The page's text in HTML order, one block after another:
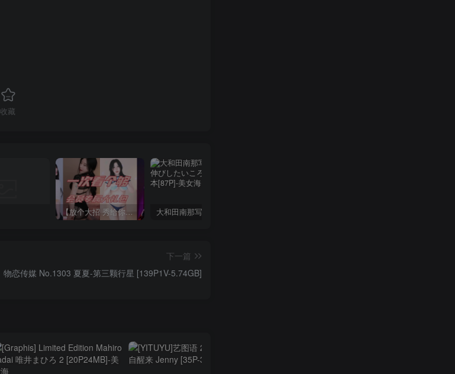
收藏
【放个大招 秀给你】赞助VIP，全站无限制任意下载巨量福利资源打包！【VIP优惠中】
下一篇
物恋传媒 No.1303 夏夏-第三颗行星 [139P1V-5.74GB]